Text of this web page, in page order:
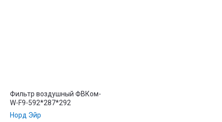
Фильтр воздушный ФВКом-
W-F9-592*287*292
Норд Эйр